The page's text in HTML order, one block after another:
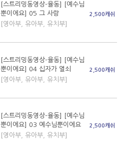
[스트리밍동영상-율동] [예수님
뿐이에요] 05 그 사랑
[영아부, 유아부, 유치부]
2,500캐쉬
[스트리밍동영상-율동] [예수님
뿐이에요] 04 십자가 열쇠
[영아부, 유아부, 유치부]
2,500캐쉬
[스트리밍동영상-율동] [예수님
뿐이에요] 03 예수님뿐이에요
[영아부, 유아부, 유치부]
2,500캐쉬